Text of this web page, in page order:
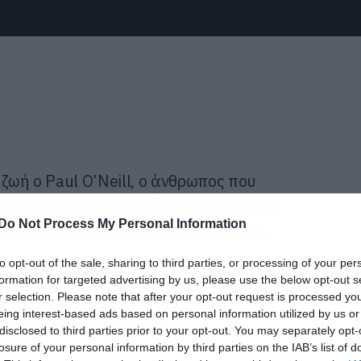
Do Not Process My Personal Information
opt-out of the sale, sharing to third parties, or processing of your
for targeted advertising by us, please use the below opt-out
selection. Please note that after your opt-out request is processed
interest-based ads based on personal information utilized by us
to third parties prior to your opt-out. You may separately
of your personal information by third parties on the IAB’s list of
ο Paul O’Neill, ο άνθρωπος που
και στη συνέχεια ίδρυσε τους
τεράστια εμπορική επιτυχία.
γνωστή από το Facebook των Trans-
ότι έπασχε από χρόνια ασθένεια
λεπτομέρειες.